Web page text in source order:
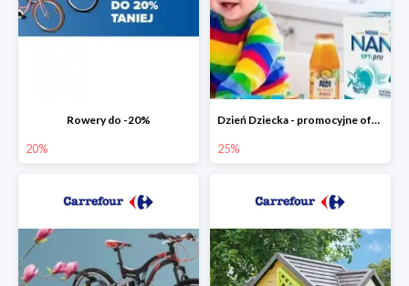
Rowery do -20%
20%
Dzień Dziecka - promocyjne oferty dla najmłodszych
25%